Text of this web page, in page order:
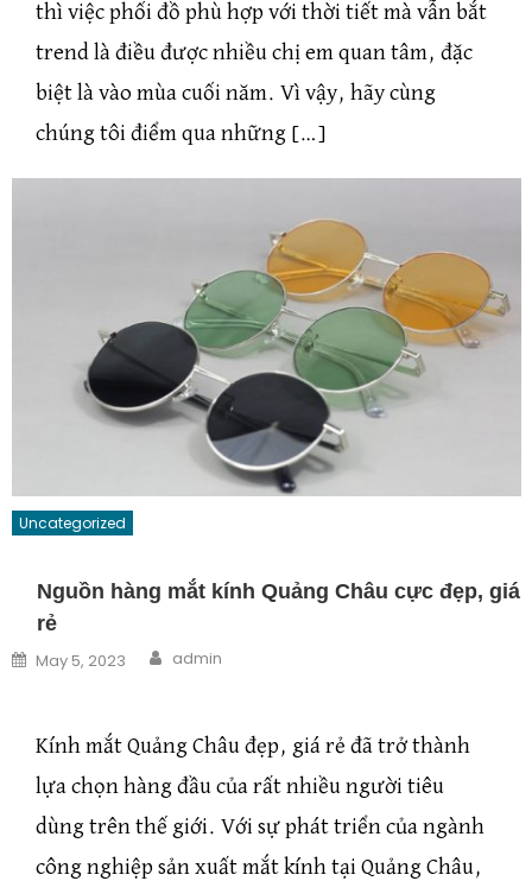
thì việc phối đồ phù hợp với thời tiết mà vẫn bắt
trend là điều được nhiều chị em quan tâm, đặc
biệt là vào mùa cuối năm. Vì vậy, hãy cùng
chúng tôi điểm qua những […]
Uncategorized
Nguồn hàng mắt kính Quảng Châu cực đẹp, giá
rẻ
Posted on
May 5, 2023 Author
admin
Kính mắt Quảng Châu đẹp, giá rẻ đã trở thành
lựa chọn hàng đầu của rất nhiều người tiêu
dùng trên thế giới. Với sự phát triển của ngành
công nghiệp sản xuất mắt kính tại Quảng Châu,